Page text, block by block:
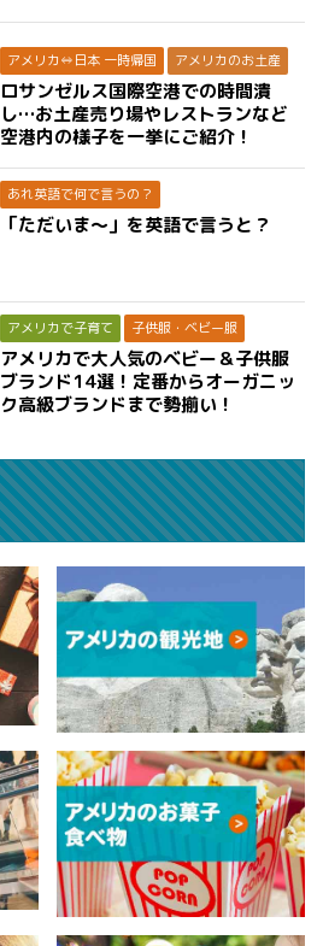
アメリカ⇔日本 一時帰国 アメリカのお土産
ロサンゼルス国際空港での時間潰
し…お土産売り場やレストランなど
空港内の様子を一挙にご紹介！
あれ英語で何で言うの？
「ただいま〜」を英語で言うと？
アメリカで子育て 子供服・ベビー服
アメリカで大人気のベビー＆子供服
ブランド14選！定番からオーガニッ
ク高級ブランドまで勢揃い！